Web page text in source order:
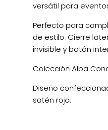
versátil para
Perfecto para
de estilo. Cierre
invisible y botón
Colección Alba
Diseño
satén rojo.